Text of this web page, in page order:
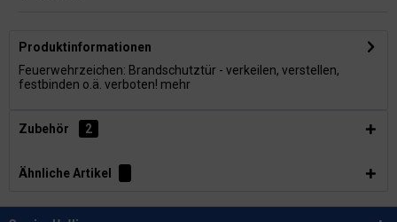
Produktinformationen
Feuerwehrzeichen: Brandschutztür - verkeilen, verstellen,
festbinden o.ä. verboten! mehr
Zubehör 2
Ähnliche Artikel